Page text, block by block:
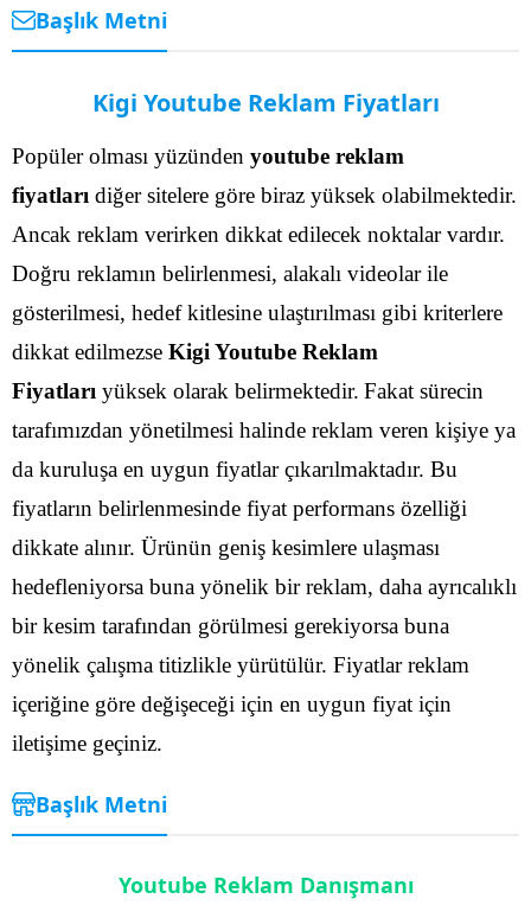
Başlık Metni
Kigi Youtube Reklam Fiyatları
Popüler olması yüzünden youtube reklam
fiyatları diğer sitelere göre biraz yüksek olabilmektedir.
Ancak reklam verirken dikkat edilecek noktalar vardır.
Doğru reklamın belirlenmesi, alakalı videolar ile
gösterilmesi, hedef kitlesine ulaştırılması gibi kriterlere
dikkat edilmezse Kigi Youtube Reklam
Fiyatları yüksek olarak belirmektedir. Fakat sürecin
tarafımızdan yönetilmesi halinde reklam veren kişiye ya
da kuruluşa en uygun fiyatlar çıkarılmaktadır. Bu
fiyatların belirlenmesinde fiyat performans özelliği
dikkate alınır. Ürünün geniş kesimlere ulaşması
hedefleniyorsa buna yönelik bir reklam, daha ayrıcalıklı
bir kesim tarafından görülmesi gerekiyorsa buna
yönelik çalışma titizlikle yürütülür. Fiyatlar reklam
içeriğine göre değişeceği için en uygun fiyat için
iletişime geçiniz.
Başlık Metni
Youtube Reklam Danışmanı